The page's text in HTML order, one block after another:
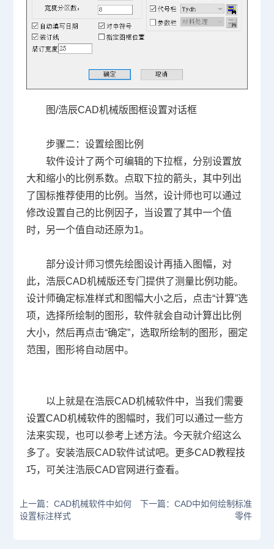
图/浩辰CAD机械版图框设置对话框
步骤二：设置绘图比例
软件设计了两个可编辑的下拉框，分别设置放
大和缩小的比例系数。点取下拉的箭头，其中列出
了国标推荐使用的比例。当然，设计师也可以通过
修改设置自己的比例因子，当设置了其中一个值
时，另一个值自动还原为1。
部分设计师习惯先绘图设计再插入图幅，对
此，浩辰CAD机械版还专门提供了测量比例功能。
设计师确定标准样式和图幅大小之后，点击“计算”选
项，选择所绘制的图形，软件就会自动计算出比例
大小，然后再点击“确定”，选取所绘制的图形，圈定
范围，图形将自动居中。
以上就是在浩辰CAD机械软件中，当我们需要
设置CAD机械软件的图幅时，我们可以通过一些方
法来实现，也可以参考上述方法。今天就介绍这么
多了。安装浩辰CAD软件试试吧。更多CAD教程技
巧，可关注浩辰CAD官网进行查看。
上一篇：CAD机械软件中如何
设置标注样式
下一篇：CAD中如何绘制标准
零件